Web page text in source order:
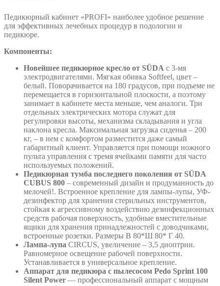
Педикюрный кабинет «PROFI» наиболее удобное решение
для эффективных лечебных процедур в подологии и
педикюре.
Компоненты:
Новейшее педикюрное кресло от SÜDA с 3-мя
электродвигателями. Мягкая обивка Softfeel, цвет –
белый. Поворачивается на 180 градусов, при подъеме не
перемещается в горизонтальной плоскости, а поэтому
занимает в кабинете места меньше, чем аналоги. Три
отдельных электрических мотора служат для
регулировки высоты, механизма складывания и угла
наклона кресла. Максимальная загрузка сиденья – 200
кг, – в нем с комфортом разместится даже самый
габаритный клиент. Управляется при помощи ножного
пульта управления с тремя ячейками памяти для часто
используемых положений.
Педикюрная тумба последнего поколения от SÜDA
CUBUS 800 – современный дизайн и продуманность до
мелочей!. Встроенное крепление для лампы-лупы, УФ-
дезинфектор для хранения стерильных инструментов,
стойкая к агрессивному воздействию дезинфекционных
средств рабочая поверхность, удобные вместительные
ящики для хранения принадлежностей с доводчиками,
встроенные розетки. Размеры В 80*Ш 80* Г 40.
Лампа-лупа CIRCUS, увеличение – 3,5 диоптрии.
Равномерное освещение рабочей поверхности.
Устанавливается в универсальное крепление.
Аппарат для педикюра с пылесосом Pedo Sprint 100
Silent Power — профессиональный аппарат с мощным